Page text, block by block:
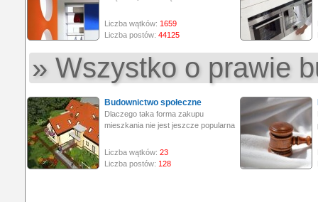
Liczba wątków: 1659
Liczba postów: 44125
» Wszystko o prawie
Budownictwo społeczne
Dlaczego taka forma zakupu
mieszkania nie jest jeszcze popularna
Liczba wątków: 23
Liczba postów: 128